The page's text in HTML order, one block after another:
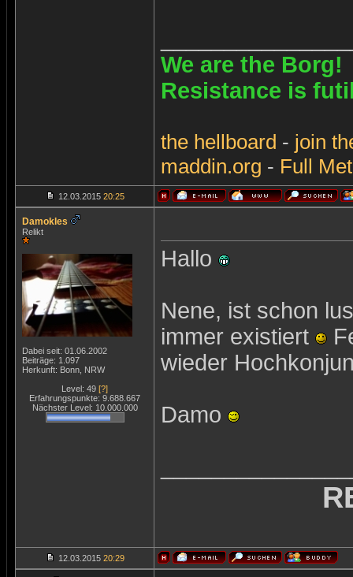
We are the Borg!
Resistance is
the hellboard - join
maddin.org - Full
12.03.2015 20:25
Damokles
Relikt
Dabei seit: 01.06.2002
Beiträge: 1.097
Herkunft: Bonn, NRW
Level: 49 [?]
Erfahrungspunkte: 9.688.667
Nächster Level: 10.000.000
Hallo
Nene, ist schon
immer existiert
wieder
Damo
12.03.2015 20:29